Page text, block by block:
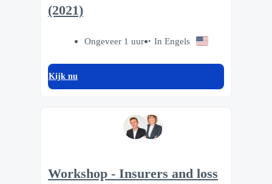
(2021)
Ongeveer 1 uur In Engels
Kijk nu
Workshop - Insurers and loss